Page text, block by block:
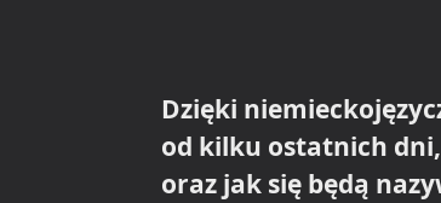
Dzięki
od kilku ostatnich
oraz jak się będą